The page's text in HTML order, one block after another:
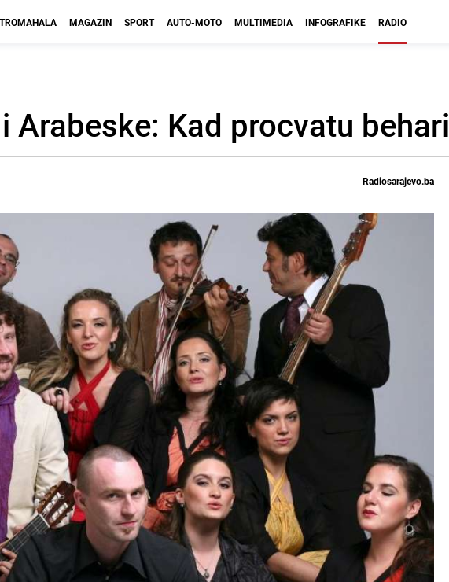
MAGAZIN SPORT AUTO-MOTO MULTIMEDIA INFOGRAFIKE RADIO
Arabeske: Kad procvatu behari
Radiosarajevo.ba